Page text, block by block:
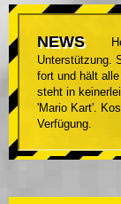
NEWS
Unterstützung.
fort und hält
steht in
'Mario Kart'.
Verfügung.